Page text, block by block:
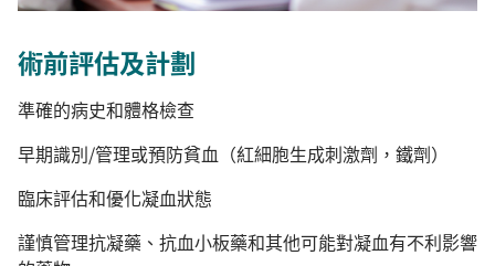
術前評估及計劃
準確的病史和體格檢查
早期識別/管理或預防貧血（紅細胞生成刺激劑，鐵劑）
臨床評估和優化凝血狀態
謹慎管理抗凝藥、抗血小板藥和其他可能對凝血有不利影響